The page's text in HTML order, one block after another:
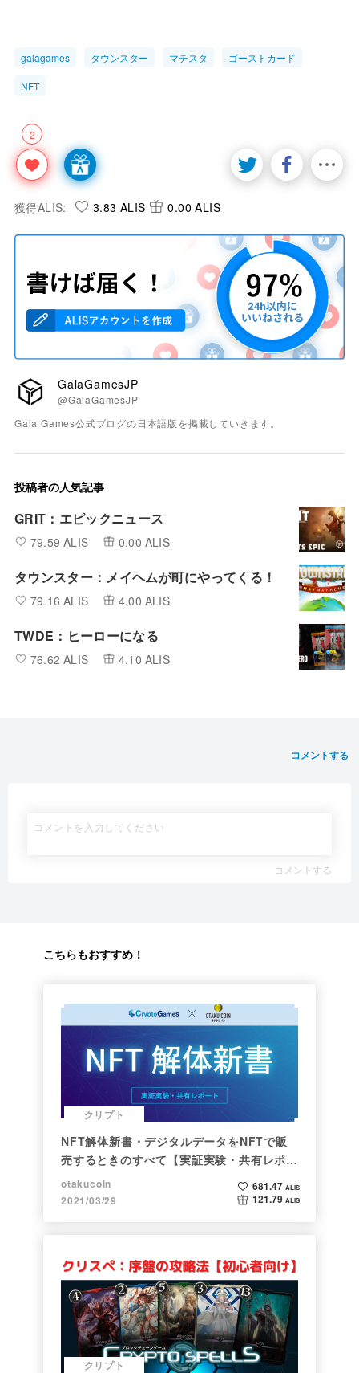
galagames タウンスター マチスタ ゴーストカード
NFT
2
獲得ALIS: 3.83 ALIS 0.00 ALIS
GalaGamesJP
@GalaGamesJP
Gala Games公式ブログの日本語版を掲載していきます。
投稿者の人気記事
GRIT：エピックニュース
79.59 ALIS 0.00 ALIS
タウンスター：メイヘムが町にやってくる！
79.16 ALIS 4.00 ALIS
TWDE：ヒーローになる
76.62 ALIS 4.10 ALIS
コメントする
コメントする
こちらもおすすめ！
クリプト
NFT解体新書・デジタルデータをNFTで販
売するときのすべて【実証実験・共有レポー
ト】
otakucoin
2021/03/29
681.47 ALIS
121.79 ALIS
クリプト